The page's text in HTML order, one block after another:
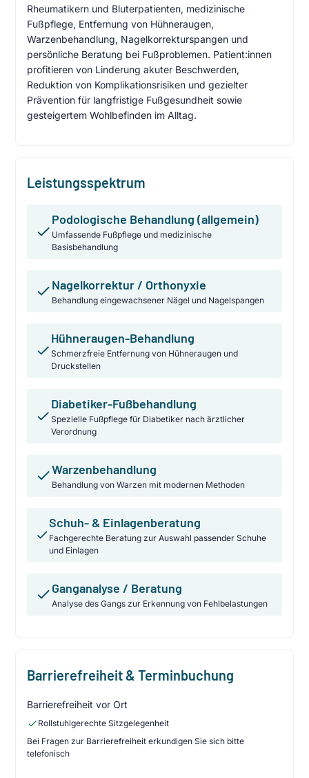
Rheumatikern und Bluterpatienten, medizinische
Fußpflege, Entfernung von Hühneraugen,
Warzenbehandlung, Nagelkorrekturspangen und
persönliche Beratung bei Fußproblemen. Patient:innen
profitieren von Linderung akuter Beschwerden,
Reduktion von Komplikationsrisiken und gezielter
Prävention für langfristige Fußgesundheit sowie
gesteigertem Wohlbefinden im Alltag.
Leistungsspektrum
Podologische Behandlung (allgemein)
Umfassende Fußpflege und medizinische
Basisbehandlung
Nagelkorrektur / Orthonyxie
Behandlung eingewachsener Nägel und Nagelspangen
Hühneraugen-Behandlung
Schmerzfreie Entfernung von Hühneraugen und
Druckstellen
Diabetiker-Fußbehandlung
Spezielle Fußpflege für Diabetiker nach ärztlicher
Verordnung
Warzenbehandlung
Behandlung von Warzen mit modernen Methoden
Schuh- & Einlagenberatung
Fachgerechte Beratung zur Auswahl passender Schuhe
und Einlagen
Ganganalyse / Beratung
Analyse des Gangs zur Erkennung von Fehlbelastungen
Barrierefreiheit & Terminbuchung
Barrierefreiheit vor Ort
Rollstuhlgerechte Sitzgelegenheit
Bei Fragen zur Barrierefreiheit erkundigen Sie sich bitte
telefonisch